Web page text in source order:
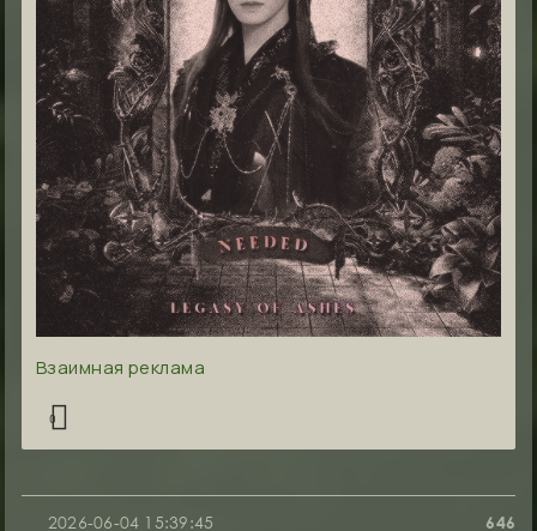
Взаимная реклама
0
646
2026-06-04 15:39:45